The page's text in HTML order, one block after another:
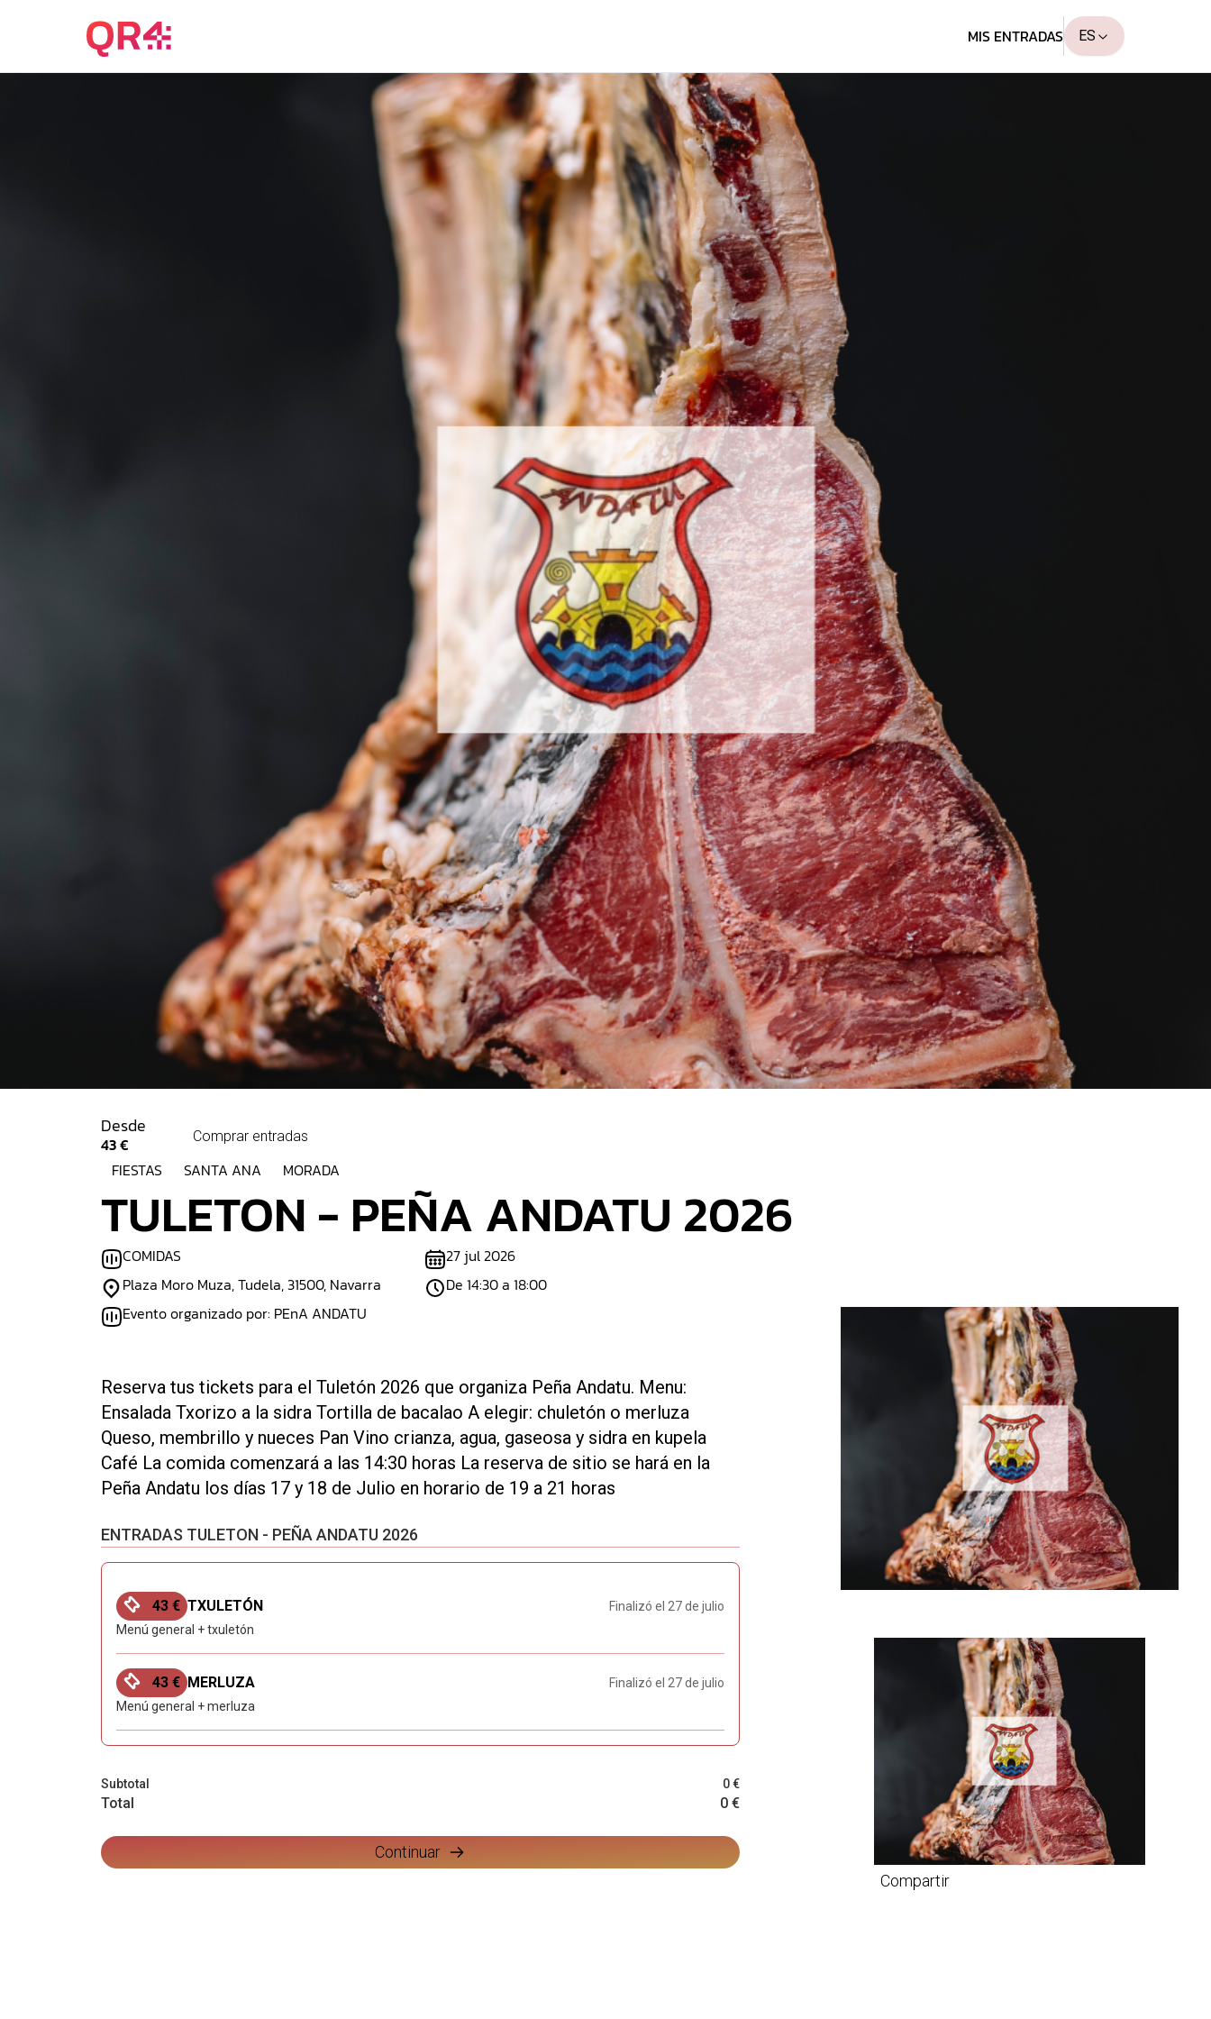
MIS ENTRADAS ES
Desde
43 € Comprar entradas
FIESTAS SANTA ANA MORADA
TULETON - PEÑA ANDATU 2026
COMIDAS
Plaza Moro Muza, Tudela, 31500, Navarra
Evento organizado por: PEnA ANDATU
27 jul 2026
De 14:30 a 18:00
Reserva tus tickets para el Tuletón 2026 que organiza Peña Andatu. Menu:
Ensalada Txorizo a la sidra Tortilla de bacalao A elegir: chuletón o merluza
Queso, membrillo y nueces Pan Vino crianza, agua, gaseosa y sidra en kupela
Café La comida comenzará a las 14:30 horas La reserva de sitio se hará en la
Peña Andatu los días 17 y 18 de Julio en horario de 19 a 21 horas
ENTRADAS TULETON - PEÑA ANDATU 2026
43 € TXULETÓN
Finalizó el 27 de julio
Menú general + txuletón
43 € MERLUZA
Finalizó el 27 de julio
Menú general + merluza
Subtotal 0 €
Total 0 €
Continuar
Compartir